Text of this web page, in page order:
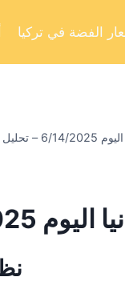
الفضة في تركيا
الاستثمار
6/14/2025